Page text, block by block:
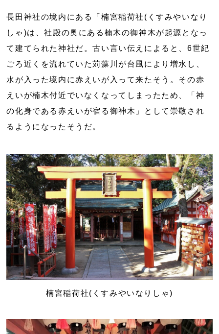
長田神社の境内にある「楠宮稲荷社(くすみやいなり
しゃ)は、社殿の奥にある楠木の御神木が起源となっ
て建てられた神社だ。古い言い伝えによると、6世紀
ごろ近くを流れていた苅藻川が台風により増水し、
水が入った境内に赤えいが入って来たそう。その赤
えいが楠木付近でいなくなってしまったため、「神
の化身である赤えいが宿る御神木」として崇敬され
るようになったそうだ。
楠宮稲荷社(くすみやいなりしゃ)